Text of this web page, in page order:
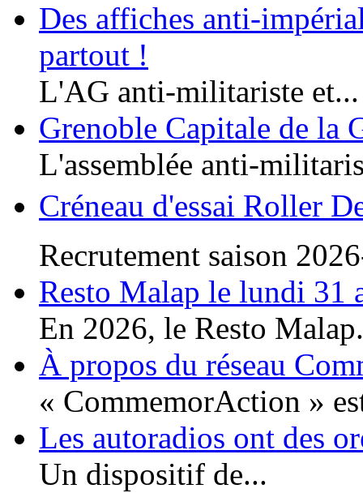
Des affiches anti-
partout !
L'AG anti-militariste et...
Grenoble Capitale de la
L'assemblée anti-
Créneau d'essai Roller
Recrutement saison
Resto Malap le lundi 31
En 2026, le Resto
À propos du réseau
« CommemorAction »
Les autoradios ont des
Un dispositif de...